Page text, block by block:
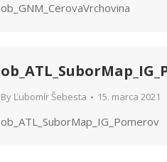
ob_GNM_CerovaVrchovina
By Ľubomír Šebesta 15. marca 2021
ob_ATL_SuborMap_IG_Pomerov